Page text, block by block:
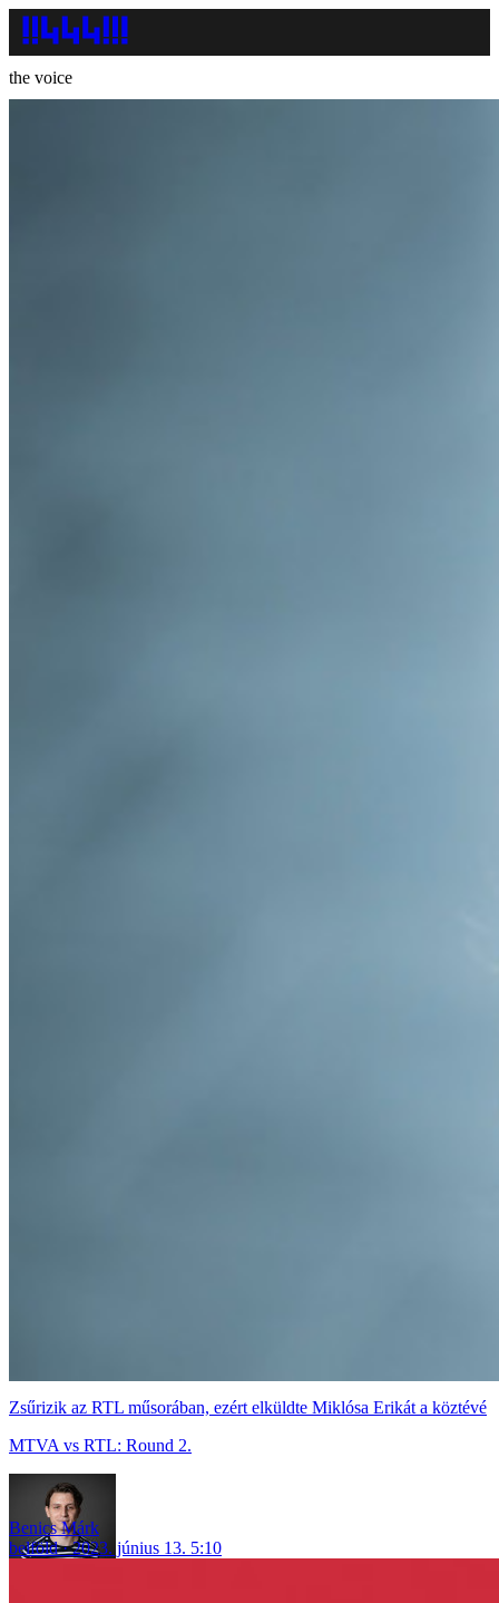
the voice
Zsűrizik az RTL műsorában, ezért elküldte Miklósa Erikát a köztévé
MTVA vs RTL: Round 2.
Benics Márk
belföld
2023. június 13. 5:10